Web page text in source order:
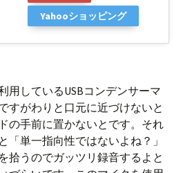
Yahooショッピング
用しているUSBコンデンサーマ
すがわりと口元に近づけないと
の手前に置かないとです。それ
「単一指向性ではないよね？」
拾うのでガッツリ録音するよと